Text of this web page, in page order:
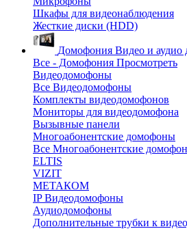
Шкафы для видеонаблюдения
Жесткие диски (HDD)
Домофония Видео и
Все - Домофония Просмотреть
Видеодомофоны
Все Видеодомофоны
Комплекты видеодомофонов
Мониторы для видеодомофона
Вызывные панели
Многоабонентские домофоны
Все Многоабонентские
ELTIS
VIZIT
МЕТАКОМ
IP Видеодомофоны
Аудиодомофоны
Дополнительные трубки к